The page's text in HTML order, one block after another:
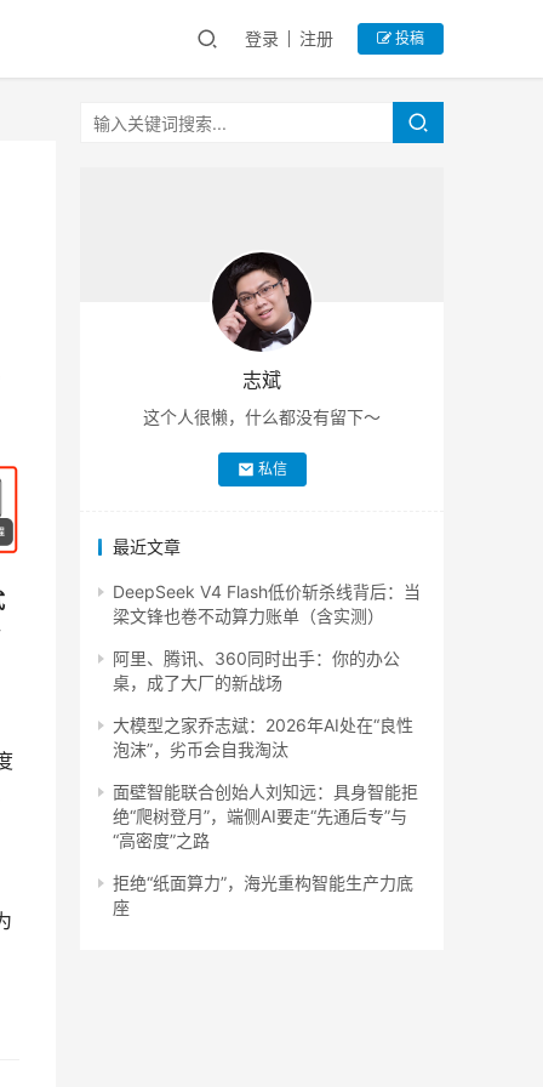
登录 注册 投稿
志斌
这个人很懒，什么都没有留下～
私信
最近文章
DeepSeek V4 Flash低价斩杀线背后：当
梁文锋也卷不动算力账单（含实测）
阿里、腾讯、360同时出手：你的办公
桌，成了大厂的新战场
大模型之家乔志斌：2026年AI处在“良性
泡沫”，劣币会自我淘汰
面壁智能联合创始人刘知远：具身智能拒
绝“爬树登月”，端侧AI要走“先通后专”与
“高密度”之路
拒绝“纸面算力”，海光重构智能生产力底
座